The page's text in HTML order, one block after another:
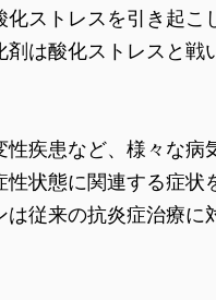
ストレスを引き起こ
は酸化ストレスと戦
疾患など、様々な病
状態に関連する症状
従来の抗炎症治療に